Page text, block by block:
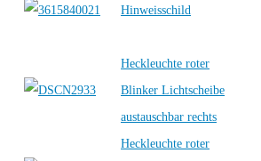
Hinweisschild
Heckleuchte roter
Blinker Lichtscheibe
austauschbar rechts
Heckleuchte roter